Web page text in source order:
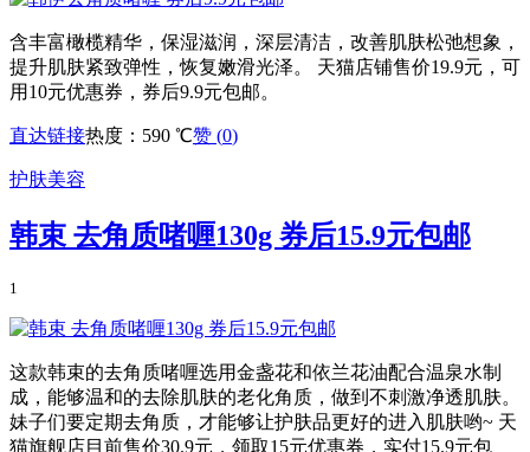
含丰富橄榄精华，保湿滋润，深层清洁，改善肌肤松弛想象，
提升肌肤紧致弹性，恢复嫩滑光泽。 天猫店铺售价19.9元，可
用10元优惠券，券后9.9元包邮。
直达链接热度：590 ℃赞 (0)
护肤美容
韩束 去角质啫喱130g 券后15.9元包邮
1
这款韩束的去角质啫喱选用金盏花和依兰花油配合温泉水制
成，能够温和的去除肌肤的老化角质，做到不刺激净透肌肤。
妹子们要定期去角质，才能够让护肤品更好的进入肌肤哟~ 天
猫旗舰店目前售价30.9元，领取15元优惠券，实付15.9元包